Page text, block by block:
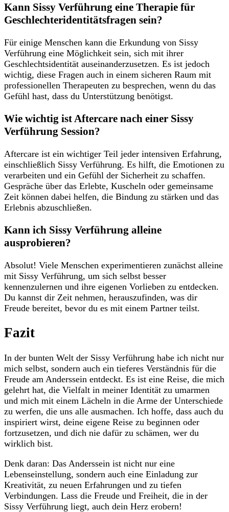
Kann Sissy Verführung eine Therapie für
Geschlechteridentitätsfragen sein?
Für einige Menschen kann die Erkundung⁤ von Sissy
Verführung eine Möglichkeit sein, sich mit ihrer
Geschlechtsidentität auseinanderzusetzen. ⁢Es ist jedoch
wichtig,⁣ diese ⁣Fragen auch⁣ in einem sicheren ⁤Raum mit
professionellen Therapeuten zu besprechen, wenn​ du das
Gefühl hast, dass ​du Unterstützung benötigst.
Wie ⁤wichtig ist ​Aftercare ‌nach einer Sissy
Verführung Session?
Aftercare ist ein wichtiger Teil jeder intensiven Erfahrung,
einschließlich Sissy Verführung. Es hilft, die Emotionen zu
verarbeiten und ein Gefühl der Sicherheit zu schaffen.
Gespräche über ​das Erlebte, Kuscheln oder gemeinsame
Zeit können dabei helfen, die Bindung zu ⁣stärken und das
Erlebnis abzuschließen.
Kann ich Sissy Verführung alleine
‌ausprobieren?
Absolut! Viele Menschen ‌experimentieren ⁤zunächst alleine
mit Sissy ⁣Verführung, um ⁣sich selbst besser
kennenzulernen‍ und ihre eigenen Vorlieben zu entdecken.
Du kannst dir Zeit nehmen, herauszufinden,⁢ was dir
Freude bereitet, bevor du ⁤es mit​ einem Partner teilst.
Fazit
In der bunten Welt ‌der Sissy Verführung habe ich nicht nur
mich selbst, sondern auch ein tieferes Verständnis für die
Freude am Anderssein entdeckt.⁢ Es​ ist eine Reise, die mich
gelehrt‍ hat, die Vielfalt in meiner Identität⁣ zu umarmen
und mich mit einem Lächeln in die ⁤Arme der Unterschiede
​zu werfen, die uns alle ausmachen. Ich ‌hoffe, dass auch du
inspiriert wirst, deine eigene Reise zu beginnen oder
fortzusetzen, und dich nie dafür zu schämen, wer du
wirklich⁢ bist.
Denk daran: ‌Das Anderssein ist nicht nur⁣ eine
⁣Lebenseinstellung, sondern auch eine Einladung zur
Kreativität, zu neuen Erfahrungen und zu tiefen
Verbindungen. ⁢Lass die Freude‍ und Freiheit, ‌die in der
Sissy Verführung liegt, auch dein ⁢Herz ​erobern!